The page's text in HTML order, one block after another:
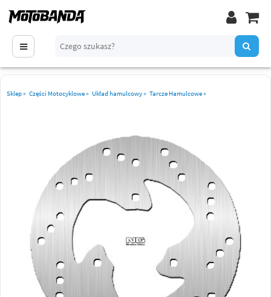
Sklep» Części Motocyklowe» Układ hamulcowy» Tarcze Hamulcowe»